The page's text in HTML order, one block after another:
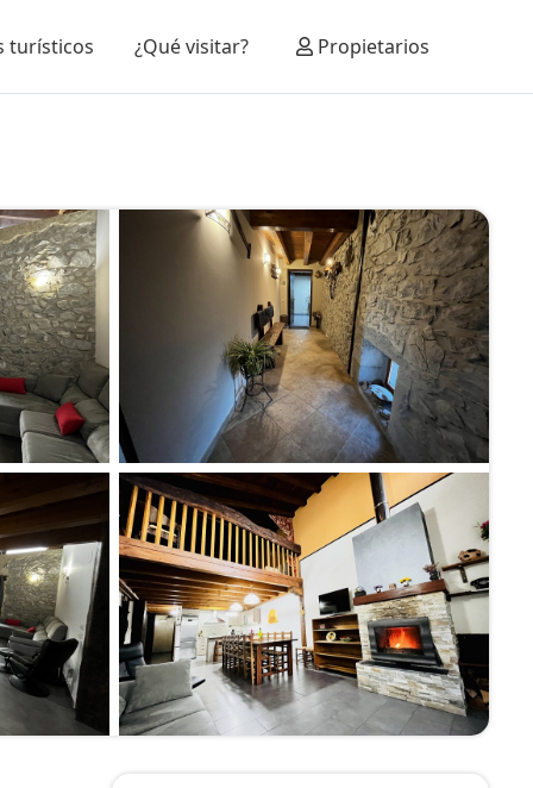
turísticos ¿Qué visitar? Propietarios